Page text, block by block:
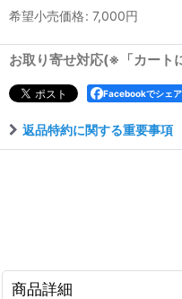
希望小売価格: 7,000円
お取り寄せ対応(※「カート
Facebookでシェア
返品特約に関する重要事項
商品詳細